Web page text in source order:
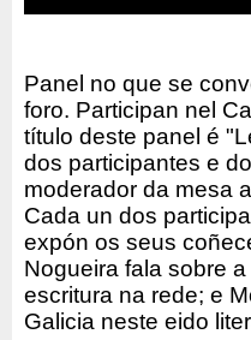
Panel no que se
foro. Participan nel
título deste panel é
dos participantes e
moderador da mesa
Cada un dos
expón os seus
Nogueira fala sobre
escritura na rede; e
Galicia neste eido